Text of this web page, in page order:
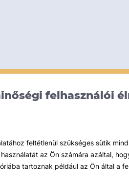
felhasználói
feltétlenül szükséges sütik
az Ön számára azáltal,
tartoznak például az Ön által a
I épület, 3. emelet 317. iroda